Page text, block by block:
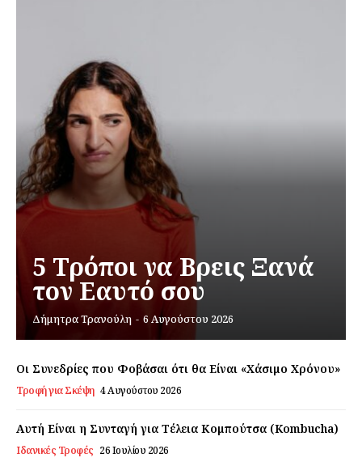
Εγγραφείτε τώρα!
Daily Food
5 Τρόποι να Βρεις Ξανά
τον Εαυτό σου
Δήμητρα Τρανούλη - 6 Αυγούστου 2026
Οι Συνεδρίες που Φοβάσαι ότι θα Είναι «Χάσιμο Χρόνου»
Τροφή για Σκέψη 4 Αυγούστου 2026
Αυτή Είναι η Συνταγή για Τέλεια Κομπούτσα (Kombucha)
Ιδανικές Τροφές 26 Ιουλίου 2026